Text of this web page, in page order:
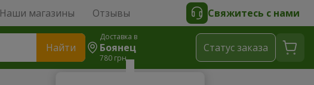
Наши магазины Отзывы Свяжитесь с нами
Найти
Доставка в
Боянец
780 грн
Cтатус заказа